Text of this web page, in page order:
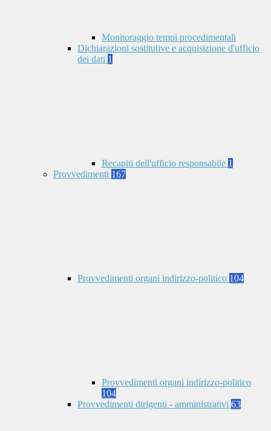
Monitoraggio tempi procedimentali
Dichiarazioni sostitutive e acquisizione d'ufficio
dei dati 1
Recapiti dell'ufficio responsabile 1
Provvedimenti 167
Provvedimenti organi indirizzo-politico 104
Provvedimenti organi indirizzo-politico
104
Provvedimenti dirigenti - amministrativi 63